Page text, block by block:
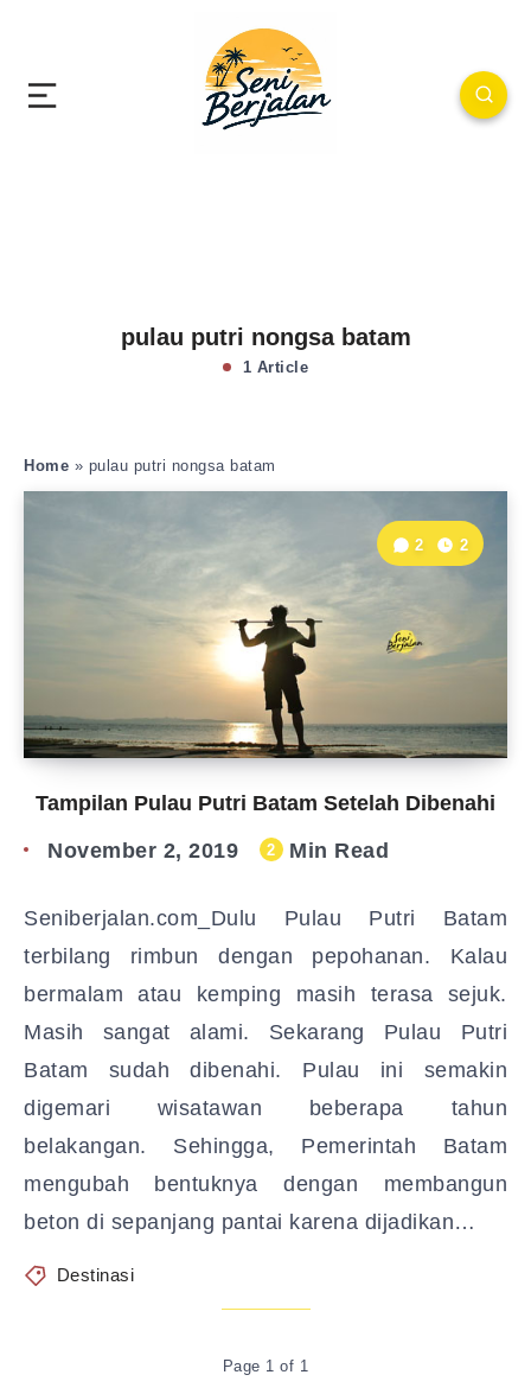
pulau putri nongsa batam
1 Article
Home » pulau putri nongsa batam
Tampilan Pulau Putri Batam Setelah Dibenahi
2 2
November 2, 2019 2 Min Read
Seniberjalan.com_Dulu Pulau Putri Batam
terbilang rimbun dengan pepohanan. Kalau
bermalam atau kemping masih terasa sejuk.
Masih sangat alami. Sekarang Pulau Putri
Batam sudah dibenahi. Pulau ini semakin
digemari wisatawan beberapa tahun
belakangan. Sehingga, Pemerintah Batam
mengubah bentuknya dengan membangun
beton di sepanjang pantai karena dijadikan…
Destinasi
Page 1 of 1